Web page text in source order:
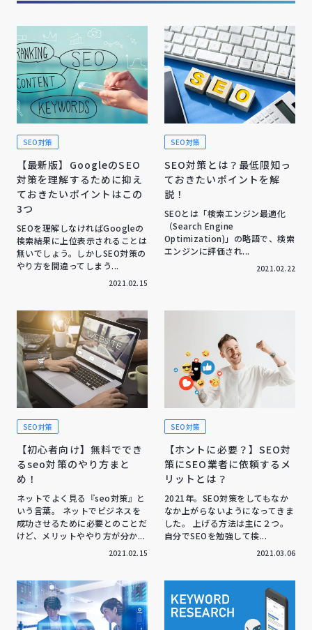
SEO対策
【最新版】GoogleのSEO
対策を理解するために抑え
ておきたいポイントはこの
3つ
SEOを理解しなければGoogleの
検索結果に上位表示されることは
無いでしょう。しかしSEO対策の
やり方を間違ってしまう...
2021.02.15
SEO対策
SEO対策とは？最低限知っ
ておきたいポイントを解
説！
SEOとは「検索エンジン最適化
（Search Engine
Optimization)」の略語で、検索
エンジンに評価され...
2021.02.22
SEO対策
【初心者向け】無料ででき
るseo対策のやり方まと
め！
ネットでよく見る『seo対策』と
いう言葉。 ネットでビジネスを
成功させるために必要とのことだ
けど、メリットややり方が分か...
2021.02.15
SEO対策
【ホントに必要？】SEO対
策にSEO業者に依頼するメ
リットとは？
2021年。SEO対策をしてもなか
なか上がらないようになってきま
した。 上げる方法は主に２つ。
自分でSEOを勉強して検...
2021.03.06